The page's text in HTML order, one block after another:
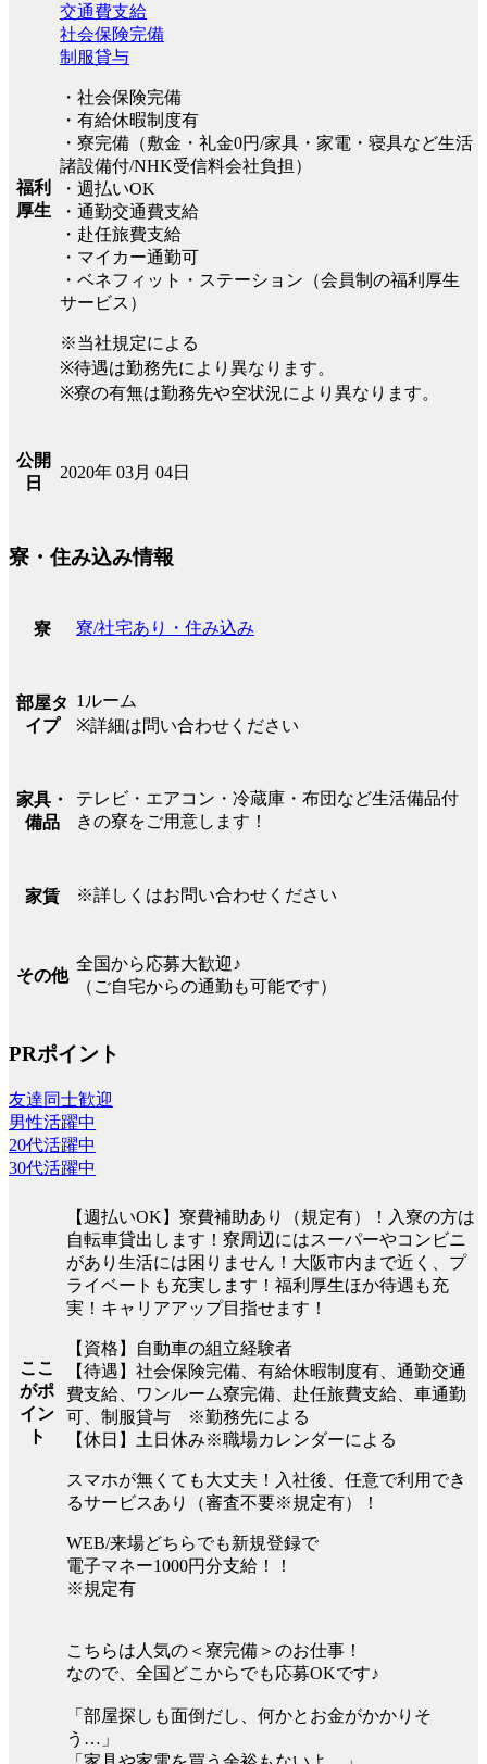
福利
厚生
交通費支給
社会保険完備
制服貸与
・社会保険完備
・有給休暇制度有
・寮完備（敷金・礼金0円/家具・家電・寝具など生活
諸設備付/NHK受信料会社負担）
・週払いOK
・通勤交通費支給
・赴任旅費支給
・マイカー通勤可
・ベネフィット・ステーション（会員制の福利厚生
サービス）
※当社規定による
※待遇は勤務先により異なります。
※寮の有無は勤務先や空状況により異なります。
公開
日
2020年 03月 04日
寮・住み込み情報
寮 寮/社宅あり・住み込み
部屋タ
イプ
1ルーム
※詳細は問い合わせください
家具・
備品
テレビ・エアコン・冷蔵庫・布団など生活備品付
きの寮をご用意します！
家賃 ※詳しくはお問い合わせください
その他
全国から応募大歓迎♪
（ご自宅からの通勤も可能です）
PRポイント
友達同士歓迎
男性活躍中
20代活躍中
30代活躍中
ここ
がポ
イン
ト
【週払いOK】寮費補助あり（規定有）！入寮の方は
自転車貸出します！寮周辺にはスーパーやコンビニ
があり生活には困りません！大阪市内まで近く、プ
ライベートも充実します！福利厚生ほか待遇も充
実！キャリアアップ目指せます！
【資格】自動車の組立経験者
【待遇】社会保険完備、有給休暇制度有、通勤交通
費支給、ワンルーム寮完備、赴任旅費支給、車通勤
可、制服貸与 ※勤務先による
【休日】土日休み※職場カレンダーによる
スマホが無くても大丈夫！入社後、任意で利用でき
るサービスあり（審査不要※規定有）！
WEB/来場どちらでも新規登録で
電子マネー1000円分支給！！
※規定有
こちらは人気の＜寮完備＞のお仕事！
なので、全国どこからでも応募OKです♪
「部屋探しも面倒だし、何かとお金がかかりそ
う…」